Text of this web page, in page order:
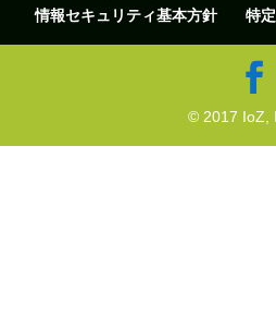
情報セキュリティ基本方針
特
© 2017 IoZ,